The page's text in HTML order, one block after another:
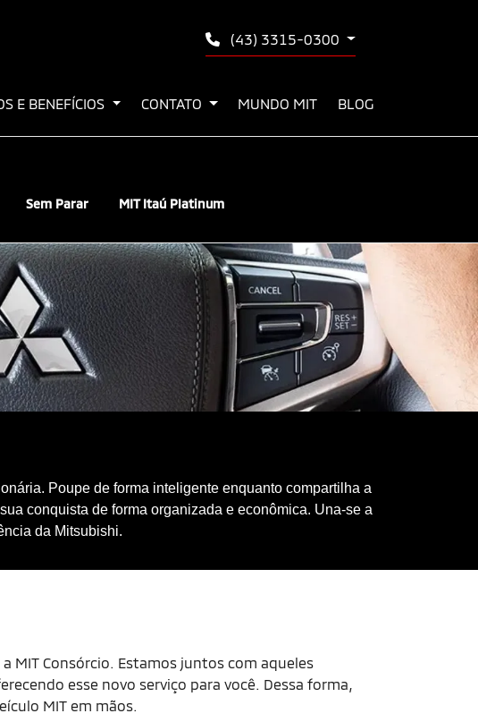
(43) 3315-0300
E BENEFÍCIOS CONTATO MUNDO MIT BLOG
Sem Parar MIT Itaú Platinum
Poupe de forma inteligente enquanto compartilha a
conquista de forma organizada e econômica. Una-se a
da Mitsubishi.
MIT Consórcio. Estamos juntos com aqueles
esse novo serviço para você. Dessa forma,
MIT em mãos.